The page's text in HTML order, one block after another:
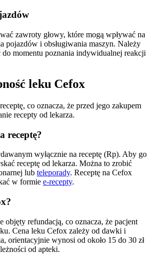
zawroty głowy, które mogą wpływać na
pojazdów i obsługiwania maszyn. Należy
do momentu poznania indywidualnej reakcji
leku Cefox
co oznacza, że przed jego zakupem
recepty od lekarza.
receptę?
wyłącznie na receptę (Rp). Aby go
receptę od lekarza. Można to zrobić
lub teleporady. Receptę na Cefox
w formie e-recepty.
objęty refundacją, co oznacza, że pacjent
Cena leku Cefox zależy od dawki i
orientacyjnie wynosi od około 15 do 30 zł
od apteki.